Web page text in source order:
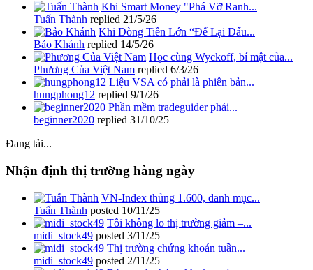
Khi Smart Money "Phá Vỡ Ranh...
Tuấn Thành replied 21/5/26
Khi Dòng Tiền Lớn “Để Lại Dấu...
Bảo Khánh replied 14/5/26
Học cùng Wyckoff, bí mật của...
Phương Của Việt Nam replied 6/3/26
Liệu VSA có phải là phiên bản...
hungphong12 replied 9/1/26
Phần mềm tradeguider phái...
beginner2020 replied 31/10/25
Đang tải...
Nhận định thị trường hàng ngày
VN-Index thủng 1.600, danh mục...
Tuấn Thành posted 10/11/25
Tôi không lo thị trường giảm –...
midi_stock49 posted 3/11/25
Thị trường chứng khoán tuần...
midi_stock49 posted 2/11/25